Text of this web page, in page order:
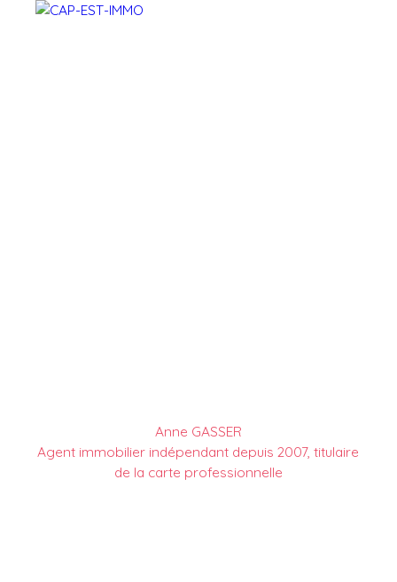
Anne GASSER
Agent immobilier indépendant depuis 2007, titulaire
de la carte professionnelle